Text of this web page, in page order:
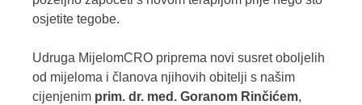
osjetite tegobe.
Udruga MijelomCRO priprema novi susret oboljelih
od mijeloma i članova njihovih obitelji s našim
cijenjenim prim. dr. med. Goranom Rinčićem,